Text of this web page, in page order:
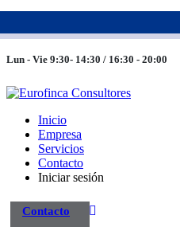
Lun - Vie 9:30- 14:30 / 16:30 - 20:00
Inicio
Empresa
Servicios
Contacto
Iniciar sesión
Contacto